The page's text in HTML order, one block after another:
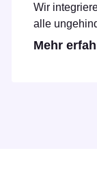
Wir
alle
Mehr